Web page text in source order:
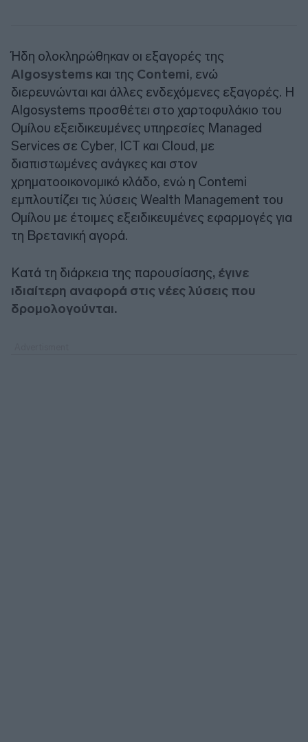
Ήδη ολοκληρώθηκαν οι εξαγορές της
Algosystems και της Contemi, ενώ
διερευνώνται και άλλες ενδεχόμενες εξαγορές. Η
Algosystems προσθέτει στο χαρτοφυλάκιο του
Ομίλου εξειδικευμένες υπηρεσίες Managed
Services σε Cyber, ICT και Cloud, με
διαπιστωμένες ανάγκες και στον
χρηματοοικονομικό κλάδο, ενώ η Contemi
εμπλουτίζει τις λύσεις Wealth Management του
Ομίλου με έτοιμες εξειδικευμένες εφαρμογές για
τη Βρετανική αγορά.
Κατά τη διάρκεια της παρουσίασης, έγινε
ιδιαίτερη αναφορά στις νέες λύσεις που
δρομολογούνται.